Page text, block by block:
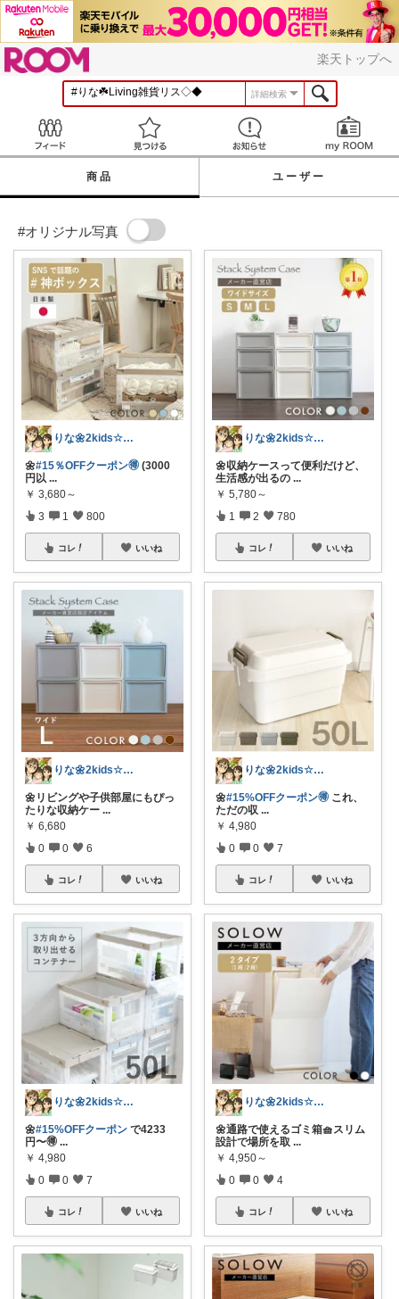
楽天トップへ
詳細検索
見つける お知らせ
商品 ユーザー
#オリジナル写真
りな🌼2kids☆毎日をちょっと快適に
🌼#15％OFFクーポン🉐 (3000
円以 ...
￥ 3,680～
3 1 800
コレ いいね
りな🌼2kids☆毎日をちょっと快適に
🌼リビングや子供部屋にもぴっ
たりな収納ケー ...
￥ 6,680
0 0 6
コレ いいね
りな🌼2kids☆毎日をちょっと快適に
🌼#15%OFFクーポン で4233
円〜🉐 ...
￥ 4,980
0 0 7
コレ いいね
りな🌼2kids☆毎日をちょっと快適に
🌼収納ケースって便利だけど、
生活感が出るの ...
￥ 5,780～
1 2 780
コレ いいね
りな🌼2kids☆毎日をちょっと快適に
🌼#15%OFFクーポン🉐 これ、
ただの収 ...
￥ 4,980
0 0 7
コレ いいね
りな🌼2kids☆毎日をちょっと快適に
🌼通路で使えるゴミ箱🧺スリム
設計で場所を取 ...
￥ 4,950～
0 0 4
コレ いいね